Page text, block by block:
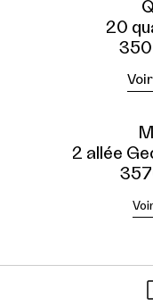
20
2 allée